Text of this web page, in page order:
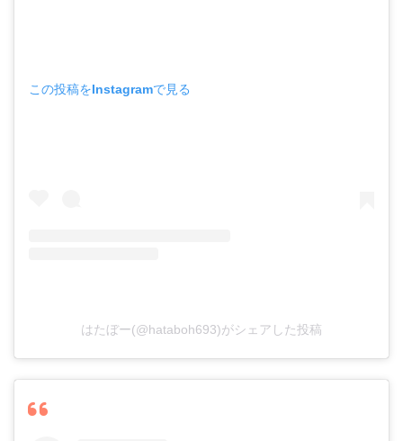
この投稿をInstagramで見る
はたぼー(@hataboh693)がシェアした投稿